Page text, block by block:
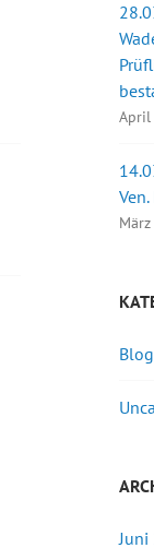
April
Blog
Juni